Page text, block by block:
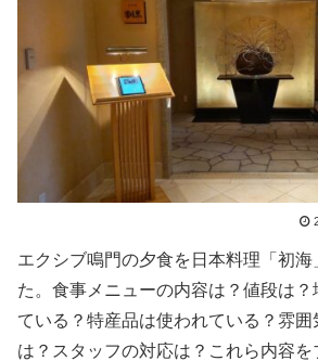
エクシブ鳴門の夕食を日本料理「初海
た。食事メニューの内容は？値段は
ている？特産品は使われている？雰
は？スタッフの対応は？これら内容